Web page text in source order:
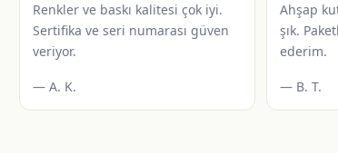
Renkler ve baskı kalitesi çok iyi.
Sertifika ve seri numarası güven
veriyor.
— A. K.
Ahşap
şık.
ederim.
— B. T.